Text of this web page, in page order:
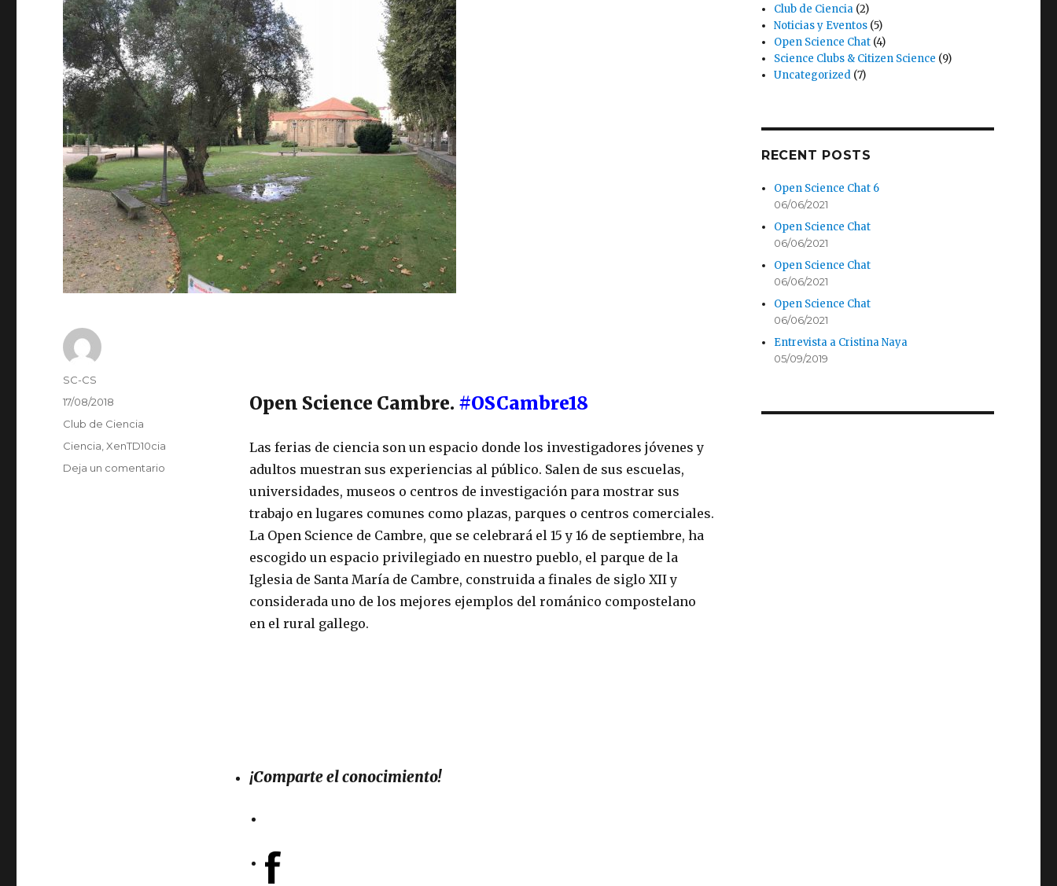
Open Science Cambre. #OSCambre18
Las ferias de ciencia son un espacio donde los investigadores jóvenes y
adultos muestran sus experiencias al público. Salen de sus escuelas,
universidades, museos o centros de investigación para mostrar sus
trabajo en lugares comunes como plazas, parques o centros comerciales.
La Open Science de Cambre, que se celebrará el 15 y 16 de septiembre, ha
escogido un espacio privilegiado en nuestro pueblo, el parque de la
Iglesia de Santa María de Cambre, construida a finales de siglo XII y
considerada uno de los mejores ejemplos del románico compostelano
en el rural gallego.
¡Comparte el conocimiento!
Autor
SC-CS
Publicado
el
17/08/2018
Categorías
Club de Ciencia
Etiquetas
Ciencia ,XenTD10cia
Deja un comentario
Club de Ciencia (2)
Noticias y Eventos (5)
Open Science Chat (4)
Science Clubs & Citizen Science (9)
Uncategorized (7)
RECENT POSTS
Open Science Chat 6
06/06/2021
Open Science Chat
06/06/2021
Open Science Chat
06/06/2021
Open Science Chat
06/06/2021
Entrevista a Cristina Naya
05/09/2019